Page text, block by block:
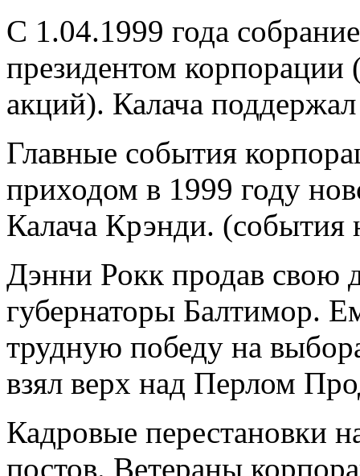
С 1.04.1999 года
президентом
акций). Калача
Главные события
приходом в 1999 году
Калача Крэнди. (события
Дэнни Рокк продав свою
губернаторы Балтимор.
трудную победу на
взял верх над Перлом
Кадровые перестановки
постов. Ветераны